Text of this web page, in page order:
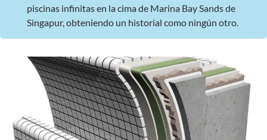
piscinas infinitas en la cima de Marina Bay Sands de
Singapur, obteniendo un historial como ningún otro.